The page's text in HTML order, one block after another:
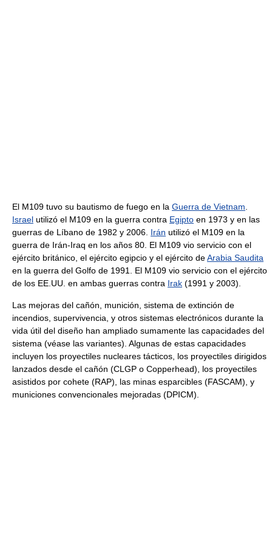
El M109 tuvo su bautismo de fuego en la Guerra de Vietnam
Israel utilizó el M109 en la guerra contra Egipto en 1973 y en las
guerras de Líbano de 1982 y 2006. Irán utilizó el M109 en la
guerra de Irán-Iraq en los años 80. El M109 vio servicio con el
ejército británico, el ejército egipcio y el ejército deArabia Saudita
en la guerra del Golfo de 1991. El M109 vio servicio con el ejército
de los EE.UU. en ambas guerras contra Irak (1991 y 2003).
Las mejoras del cañón, munición, sistema de extinción de
incendios, supervivencia, y otros sistemas electrónicos durante la
vida útil del diseño han ampliado sumamente las capacidades del
sistema (véase las variantes). Algunas de estas capacidades
incluyen los proyectiles nucleares tácticos, los proyectiles dirigidos
lanzados desde el cañón (CLGP o Copperhead), los proyectiles
asistidos por cohete (RAP), las minas esparcibles (FASCAM), y
municiones convencionales mejoradas (DPICM).